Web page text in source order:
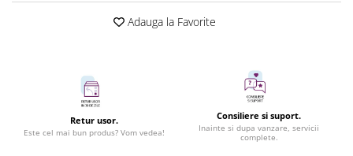
Adauga la Favorite
Retur usor.
Este cel mai bun produs? Vom vedea!
Consiliere si suport.
Inainte si dupa vanzare, servicii
complete.